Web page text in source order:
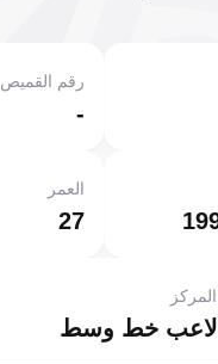
-
رقم القميص
27
العمر
لاعب خط وسط
المركز